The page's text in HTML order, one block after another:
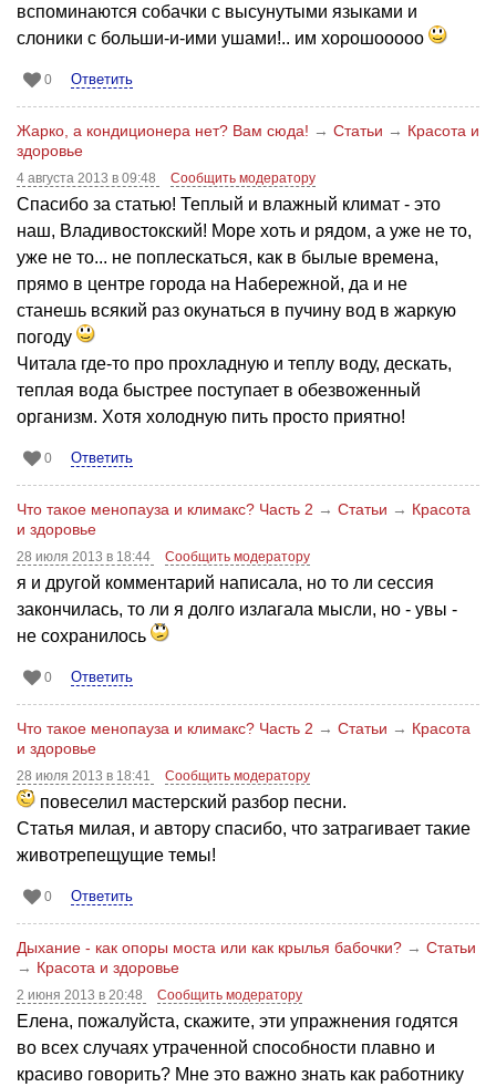
вспоминаются собачки с высунутыми языками и
слоники с больши-и-ими ушами!.. им хорошооооо
0 Ответить
Жарко, а кондиционера нет? Вам сюда! → Статьи → Красота и
здоровье
4 августа 2013 в 09:48 Сообщить модератору
Спасибо за статью! Теплый и влажный климат - это
наш, Владивостокский! Море хоть и рядом, а уже не то,
уже не то... не поплескаться, как в былые времена,
прямо в центре города на Набережной, да и не
станешь всякий раз окунаться в пучину вод в жаркую
погоду
Читала где-то про прохладную и теплу воду, дескать,
теплая вода быстрее поступает в обезвоженный
организм. Хотя холодную пить просто приятно!
0 Ответить
Что такое менопауза и климакс? Часть 2 → Статьи → Красота
и здоровье
28 июля 2013 в 18:44 Сообщить модератору
я и другой комментарий написала, но то ли сессия
закончилась, то ли я долго излагала мысли, но - увы -
не сохранилось
0 Ответить
Что такое менопауза и климакс? Часть 2 → Статьи → Красота
и здоровье
28 июля 2013 в 18:41 Сообщить модератору
повеселил мастерский разбор песни.
Статья милая, и автору спасибо, что затрагивает такие
животрепещущие темы!
0 Ответить
Дыхание - как опоры моста или как крылья бабочки? → Статьи
→ Красота и здоровье
2 июня 2013 в 20:48 Сообщить модератору
Елена, пожалуйста, скажите, эти упражнения годятся
во всех случаях утраченной способности плавно и
красиво говорить? Мне это важно знать как работнику